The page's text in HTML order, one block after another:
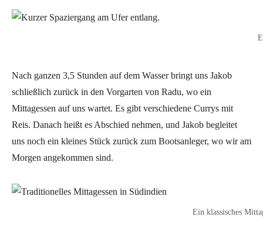
Nach ganzen 3,5 Stunden auf dem Wasser bringt uns Jakob
schließlich zurück in den Vorgarten von Radu, wo ein
Mittagessen auf uns wartet. Es gibt verschiedene Currys mit
Reis. Danach heißt es Abschied nehmen, und Jakob begleitet
uns noch ein kleines Stück zurück zum Bootsanleger, wo wir am
Morgen angekommen sind.
Ein klassisches